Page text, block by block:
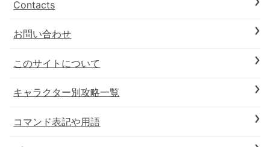
Contacts
お問い合わせ
このサイトについて
キャラクター別攻略一覧
コマンド表記や用語